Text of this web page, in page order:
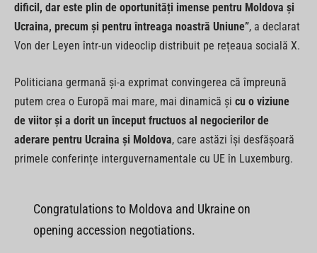
dificil, dar este plin de oportunități imense pentru Moldova și
Ucraina, precum și pentru întreaga noastră Uniune”, a declarat
Von der Leyen într-un videoclip distribuit pe rețeaua socială X.
Politiciana germană și-a exprimat convingerea că împreună
putem crea o Europă mai mare, mai dinamică și cu o viziune
de viitor și a dorit un început fructuos al negocierilor de
aderare pentru Ucraina și Moldova, care astăzi își desfășoară
primele conferințe interguvernamentale cu UE în Luxemburg.
Congratulations to Moldova and Ukraine on
opening accession negotiations.